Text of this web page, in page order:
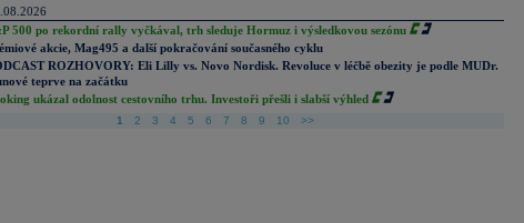
500 po rekordní rally vyčkával, trh sleduje Hormuz i výsledkovou sezónu
akcie, Mag495 a další pokračování současného cyklu
ROZHOVORY: Eli Lilly vs. Novo Nordisk. Revoluce v léčbě obezity je podle MUDr.
teprve na začátku
ukázal odolnost cestovního trhu. Investoři přešli i slabší výhled
1 2 3 4 5 6 7 8 9 10 >>